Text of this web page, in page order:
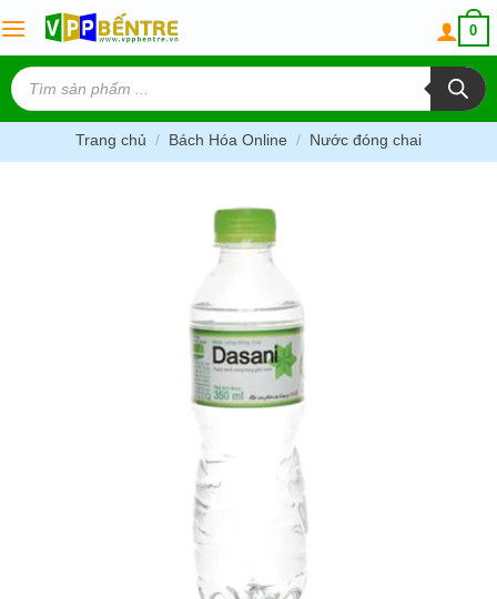
to
content
0
Tìm
kiếm
sản
phẩm
Trang chủ / Bách Hóa Online / Nước đóng chai